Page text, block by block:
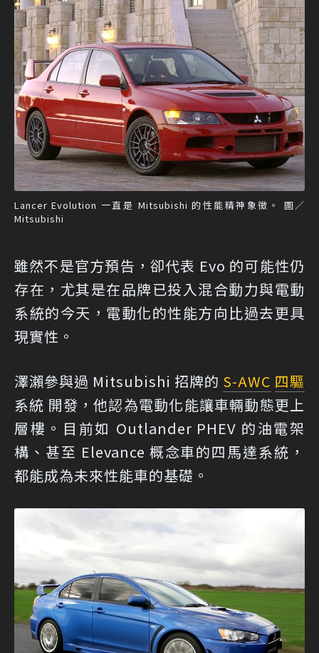
Lancer Evolution 一直是 Mitsubishi 的性能精神象徵。 圖／
Mitsubishi
雖然不是官方預告，卻代表 Evo 的可能性仍
存在，尤其是在品牌已投入混合動力與電動
系統的今天，電動化的性能方向比過去更具
現實性。
澤瀨參與過 Mitsubishi 招牌的 S-AWC 四驅
系統 開發，他認為電動化能讓車輛動態更上
層樓。目前如 Outlander PHEV 的油電架
構、甚至 Elevance 概念車的四馬達系統，
都能成為未來性能車的基礎。